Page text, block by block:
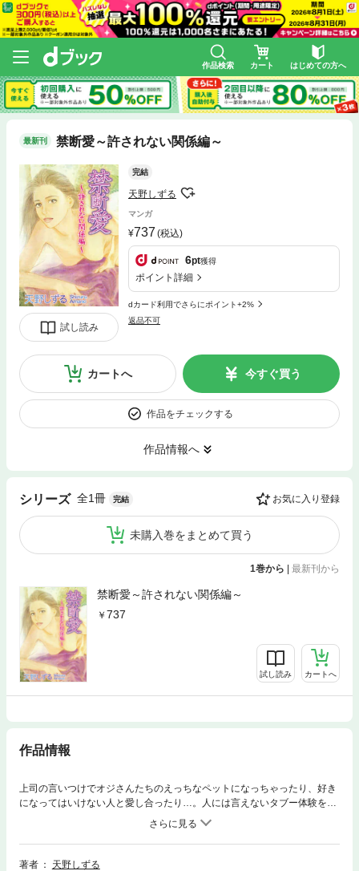
作品検索 カート はじめての方へ
最新刊 禁断愛～許されない関係編～
試し読み
完結
天野しずる
マンガ
737 (税込)
6pt獲得
ポイント詳細
dカード利用でさらにポイント+2%
返品不可
カートへ 今すぐ買う
作品をチェックする
作品情報へ
シリーズ 全1冊 完結 お気に入り登録
未購入巻をまとめて買う
1巻から | 最新刊から
禁断愛～許されない関係編～
737
試し読み カートへ
作品情報
上司の言いつけでオジさんたちのえっちなペットになっちゃったり、好き
になってはいけない人と愛し合ったり…。人には言えないタブー体験を３
著者
天野しずる